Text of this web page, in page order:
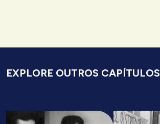
EXPLORE OUTROS CAPÍTULOS